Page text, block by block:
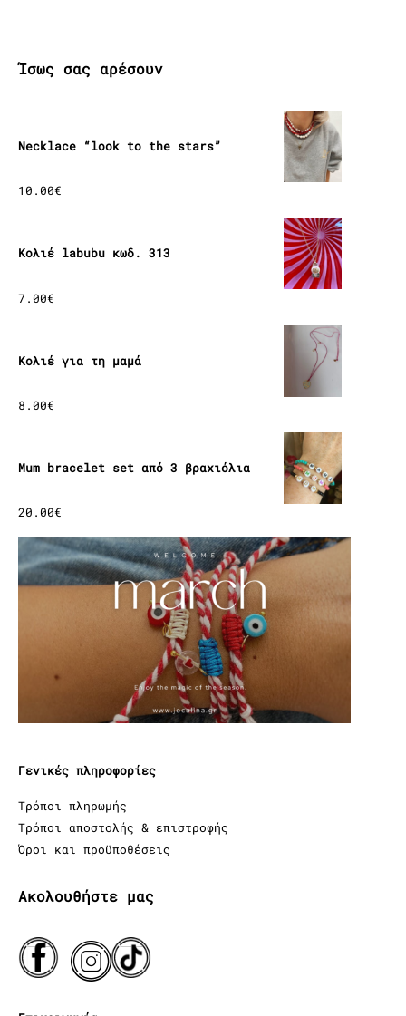
Ίσως σας αρέσουν
Necklace “look to the stars”
10.00€
Κολιέ labubu κωδ. 313
7.00€
Κολιέ για τη μαμά
8.00€
Mum bracelet set από 3 βραχιόλια
20.00€
Γενικές πληροφορίες
Τρόποι πληρωμής
Τρόποι αποστολής & επιστροφής
Όροι και προϋποθέσεις
Ακολουθήστε μας